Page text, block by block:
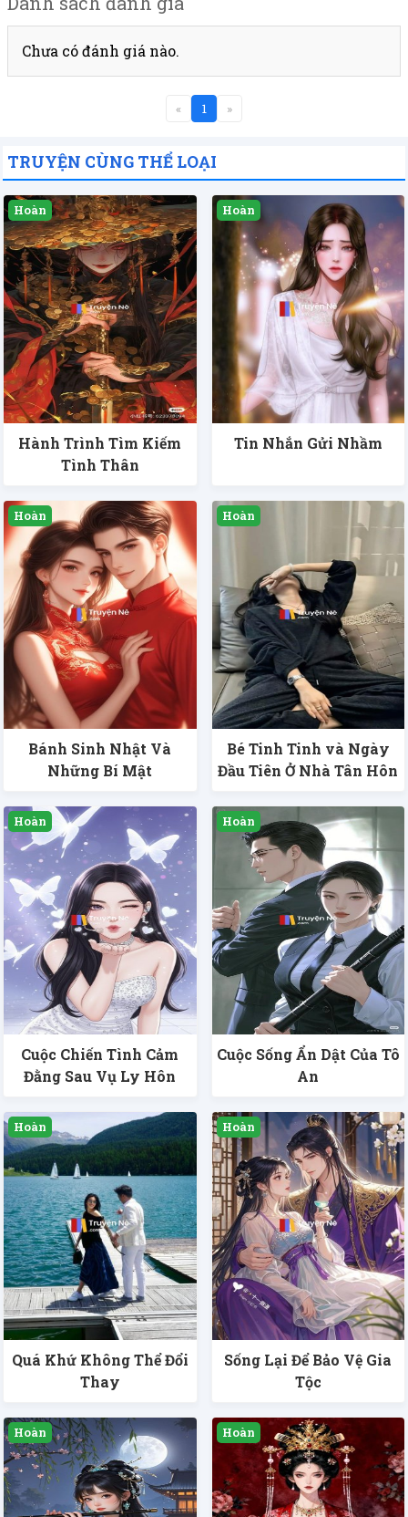
Chưa có đánh giá nào.
« 1 »
TRUYỆN CÙNG THỂ LOẠI
Hành Trình Tìm Kiếm
Tình Thân
Tin Nhắn Gửi Nhầm
Bánh Sinh Nhật Và
Những Bí Mật
Bé Tinh Tinh và Ngày
Đầu Tiên Ở Nhà Tân Hôn
Cuộc Chiến Tình Cảm
Đằng Sau Vụ Ly Hôn
Cuộc Sống Ẩn Dật Của Tô
An
Quá Khứ Không Thể Đổi
Thay
Sống Lại Để Bảo Vệ Gia
Tộc